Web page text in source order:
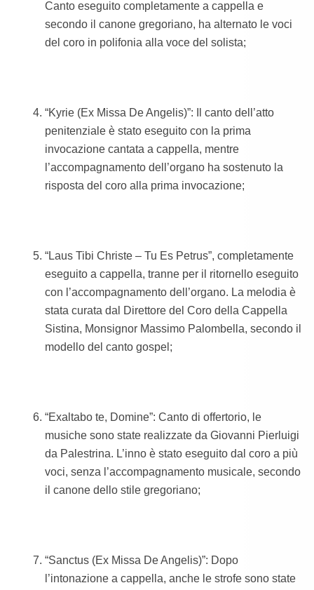
Canto eseguito completamente a cappella e
secondo il canone gregoriano, ha alternato le voci
del coro in polifonia alla voce del solista;
“Kyrie (Ex Missa De Angelis)”: Il canto dell’atto
penitenziale è stato eseguito con la prima
invocazione cantata a cappella, mentre
l’accompagnamento dell’organo ha sostenuto la
risposta del coro alla prima invocazione;
“Laus Tibi Christe – Tu Es Petrus”, completamente
eseguito a cappella, tranne per il ritornello eseguito
con l’accompagnamento dell’organo. La melodia è
stata curata dal Direttore del Coro della Cappella
Sistina, Monsignor Massimo Palombella, secondo il
modello del canto gospel;
“Exaltabo te, Domine”: Canto di offertorio, le
musiche sono state realizzate da Giovanni Pierluigi
da Palestrina. L’inno è stato eseguito dal coro a più
voci, senza l’accompagnamento musicale, secondo
il canone dello stile gregoriano;
“Sanctus (Ex Missa De Angelis)”: Dopo
l’intonazione a cappella, anche le strofe sono state